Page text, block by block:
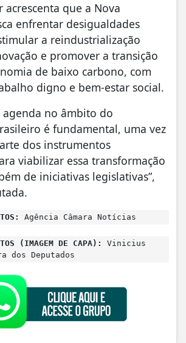
acrescenta que a Nova
enfrentar desigualdades
a reindustrialização
e promover a transição
de baixo carbono, com
digno e bem-estar social.
agenda no âmbito do
é fundamental, uma vez
dos instrumentos
viabilizar essa transformação
de iniciativas legislativas”,
Agência Câmara Notícias
(IMAGEM DE CAPA):
Vinicius
dos Deputados